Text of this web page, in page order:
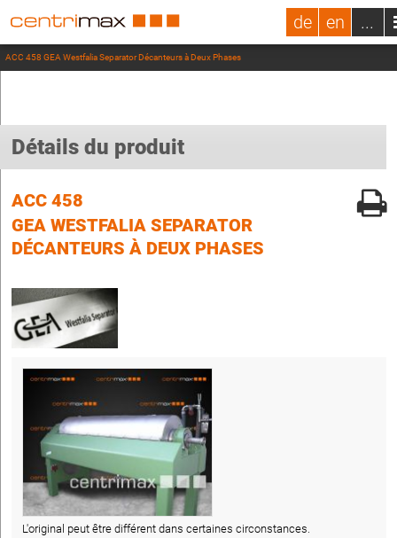
de en ...
ACC 458 GEA Westfalia Separator Décanteurs à Deux Phases
Détails du produit
ACC 458
GEA WESTFALIA SEPARATOR
DÉCANTEURS À DEUX PHASES
L'original peut être différent dans certaines circonstances.